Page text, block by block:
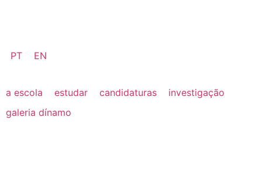
PT EN
a escola estudar candidaturas
investigação
galeria dínamo